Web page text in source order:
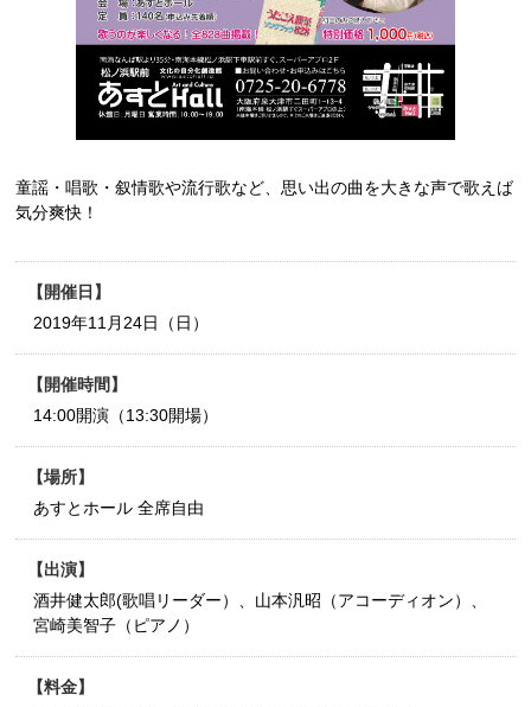
童謡・唱歌・叙情歌や流行歌など、思い出の曲を大きな声で歌えば
気分爽快！
開催日
2019年11月24日（日）
開催時間
14:00開演（13:30開場）
場所
あすとホール 全席自由
出演
酒井健太郎(歌唱リーダー）、山本汎昭（アコーディオン）、
宮崎美智子（ピアノ）
料金